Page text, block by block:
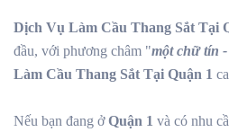
Dịch Vụ Làm Cầu Thang Sắt Tại
đầu, với phương châm "một chữ tín
Làm Cầu Thang Sắt Tại Quận 1
Nếu bạn đang ởQuận 1 và có nhu